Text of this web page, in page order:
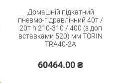
Домашній підкатний
пневмо-гідравлічний 40т /
20т h 210-310 / 400 (з доп
вставками 520) мм TORIN
TRA40-2A
60464.00 ₴